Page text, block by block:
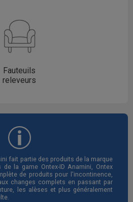
Fauteuils
releveurs
fait partie des produits de la marque
de la game Ontex-ID Anamini, Ontex
de produits pour l'incontinence,
changes complets en passant par
les alèses et plus généralement